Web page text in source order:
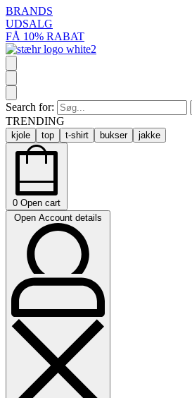
BRANDS
UDSALG
FÅ 10% RABAT
Search for:
TRENDING
kjole top t-shirt bukser jakke
0 Open cart
Open Account details